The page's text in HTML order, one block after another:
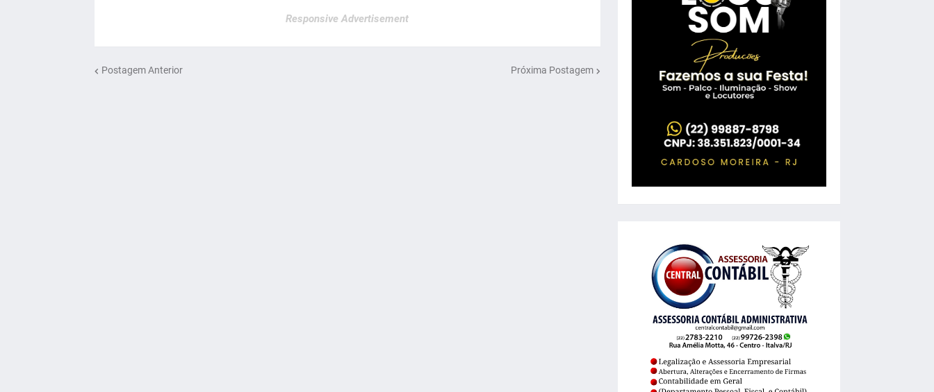
Responsive Advertisement
Postagem Anterior Próxima Postagem